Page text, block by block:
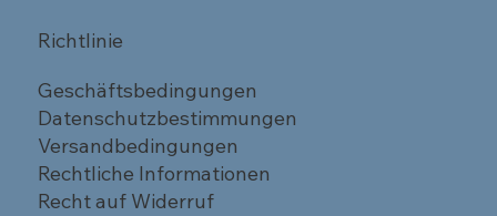
Richtlinie
Geschäftsbedingungen
Datenschutzbestimmungen
Versandbedingungen
Rechtliche Informationen
Recht auf Widerruf